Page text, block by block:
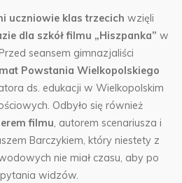
uczniowie klas trzecich wzięli
dla szkół filmu „Hiszpanka” w
seansem gimnazjaliści
Powstania Wielkopolskiego
ds. edukacji w Wielkopolskim
Odbyło się również
filmu, autorem scenariusza i
Barczykiem, który niestety z
nie miał czasu, aby po
widzów.